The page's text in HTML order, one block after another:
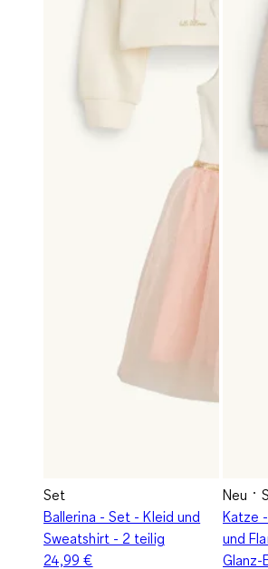
Set
Ballerina - Set - Kleid und
Sweatshirt - 2 teilig
24,99 €
Neu
Katze
und